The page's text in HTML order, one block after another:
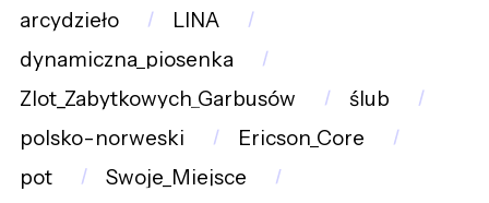
arcydzieło
LINA
dynamiczna_piosenka
Zlot_Zabytkowych_Garbusów
ślub
polsko-norweski
Ericson_Core
pot
Swoje_Miejsce